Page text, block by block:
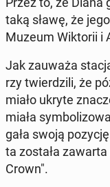
taką sławę, że
Muzeum Wik­to­rii i
Jak zauważa
rzy twier­dzi­li, że
miało ukryte
miała
ga­ła swoją
ta została
Crown".